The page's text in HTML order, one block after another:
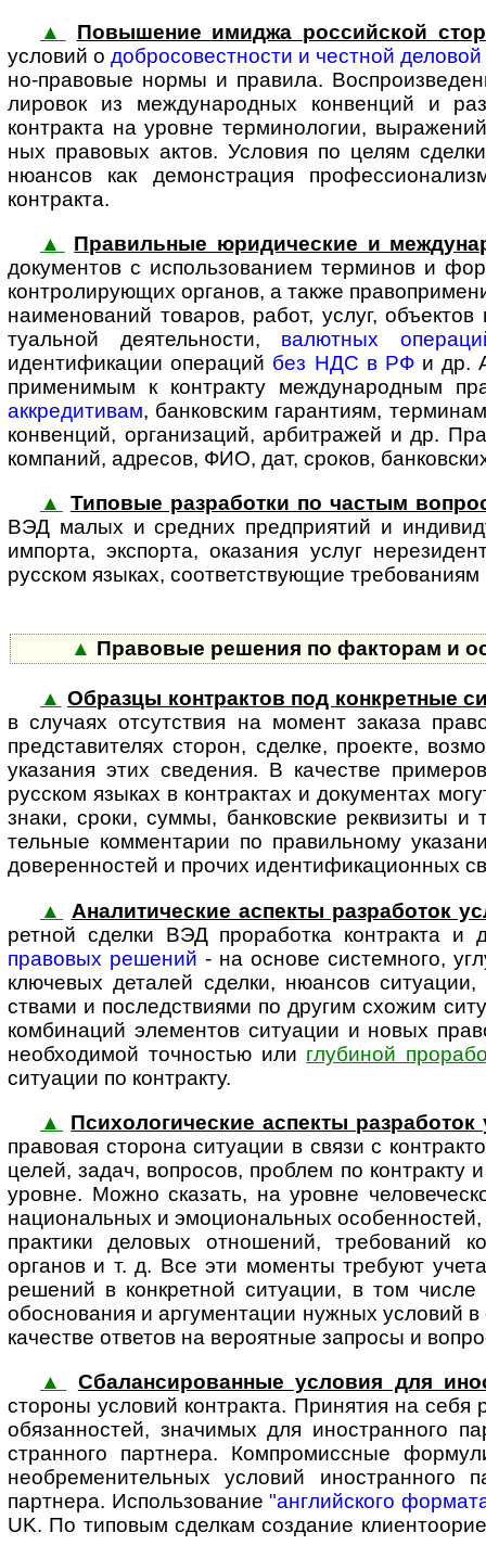
▲
Повышение имиджа рос­сий­ской
усло­вий одобросо­вестности и честной деловой
но-­пра­вовые нормы и правила.
лировок из между­на­род­ных конвенций и
контракта на уровне термино­логии,
ных правовых актов. Условия по целям
нюансов как демонстрация
контракта.
▲
Правильные юридические и
доку­мен­тов с исполь­зо­ва­нием терминов и
конт­ро­ли­ру­ю­щих органов, а также
наименований товаров, работ, услуг,
туальной деятель­ности, валютных
идентификации операций без НДС в РФи др.
применимым к контракту между­на­род­ным
аккредитивам, банковским гарантиям,
конвенций, организаций, арбитражей и др.
компаний, адресов, ФИО, дат, сроков,
▲
Типовые разработки по частым
ВЭД малых и средних предприятий и
импорта, экспорта, оказания услуг
русском языках, соот­вет­ст­ву­ю­щие
▲ Правовые решения по факторам и
▲ Образцы контрактов под конкретные
в случаях отсут­ствия на момент заказа
предста­вителях сторон, сделке, проекте,
указания этих сведения. В качестве
русском языках в контрактах и документах
знаки, сроки, суммы, банковские реквизиты
тельные комментарии по правильному
доверенностей и прочих иденти­фика­ци­онных
▲
Аналитические аспекты разработок
ретной сделки ВЭД прора­ботка контракта
правовых решений - на основе системного,
ключевых деталей сделки, нюансов
ствами и последствиями по другим схожим
комбинаций элементов ситуации и новых
необходимой точностью или глубиной
ситуации по контракту.
▲
Психологические аспекты разработок
пра­вовая сторона ситуации в связи с
целей, задач, вопросов, проблем по контракту
уровне. Можно сказать, на уровне
национальных и эмоцио­нальных
практики деловых отношений, требований
органов и т. д. Все эти моменты требуют
решений в конкретной ситуации, в том числе
обосно­вания и аргумен­тации нужных условий
качестве ответов на вероятные запросы и
▲
Сбалансированные условия для
стороны условий контракта. Принятия на
обязанностей, значимых для ино­стран­ного
стран­ного партнера. Компро­мис­сные
необре­мени­тельных условий ино­стран­ного
партнера. Использование "английского
UK. По типовым сделкам создание